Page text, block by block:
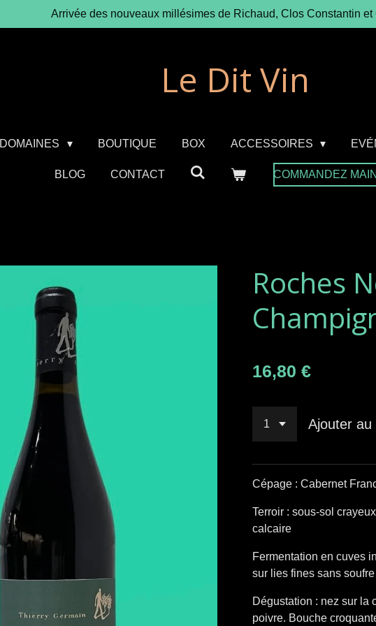
Arrivée des nouveaux millésimes de Richaud, Clos Constantin et
Le Dit Vin
DOMAINES BOUTIQUE BOX ACCESSOIRES
BLOG CONTACT COMMANDEZ
Roches
16,80 €
Ajouter au
Cépage : Cabernet
Terroir : sous-sol
calcaire
Fermentation en cuves
sur lies fines sans
Dégustation : nez sur la
poivre. Bouche